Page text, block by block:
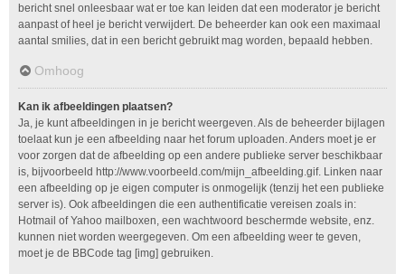
bericht snel onleesbaar wat er toe kan leiden dat een moderator je bericht
aanpast of heel je bericht verwijdert. De beheerder kan ook een maximaal
aantal smilies, dat in een bericht gebruikt mag worden, bepaald hebben.
Omhoog
Kan ik afbeeldingen plaatsen?
Ja, je kunt afbeeldingen in je bericht weergeven. Als de beheerder bijlagen
toelaat kun je een afbeelding naar het forum uploaden. Anders moet je er
voor zorgen dat de afbeelding op een andere publieke server beschikbaar
is, bijvoorbeeld http://www.voorbeeld.com/mijn_afbeelding.gif. Linken naar
een afbeelding op je eigen computer is onmogelijk (tenzij het een publieke
server is). Ook afbeeldingen die een authentificatie vereisen zoals in:
Hotmail of Yahoo mailboxen, een wachtwoord beschermde website, enz.
kunnen niet worden weergegeven. Om een afbeelding weer te geven,
moet je de BBCode tag [img] gebruiken.